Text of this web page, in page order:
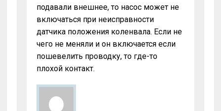
подавали внешнее, то насос может не
включаться при неисправности
датчика положения коленвала. Если не
чего не меняли и он включается если
пошевелить проводку, то где-то
плохой контакт.